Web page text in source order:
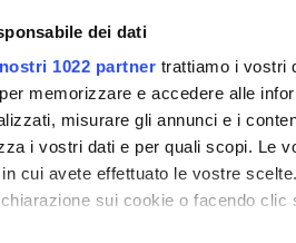
dei dati
1022 partner trattiamo i vostri
memorizzare e accedere alle
misurare gli annunci e i
i vostri dati e per quali scopi. Le
cui avete effettuato le vostre
sui cookie o facendo